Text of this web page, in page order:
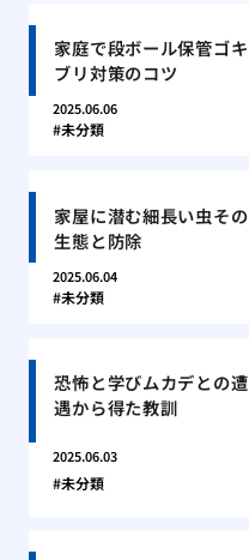
家庭で段ボール保管ゴキ
ブリ対策のコツ
2025.06.06
未分類
家屋に潜む細長い虫その
生態と防除
2025.06.04
未分類
恐怖と学びムカデとの遭
遇から得た教訓
2025.06.03
未分類